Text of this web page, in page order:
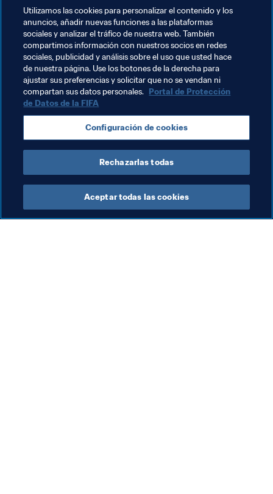
Temas relacionados
Grupo de Estudio Técnico (GET) Organización
Copa Mundial de la FIFA Catar 2022™ Qatar
AFC
Utilizamos las cookies para personalizar el contenido y los
anuncios, añadir nuevas funciones a las plataformas
sociales y analizar el tráfico de nuestra web. También
compartimos información con nuestros socios en redes
sociales, publicidad y análisis sobre el uso que usted hace
de nuestra página. Use los botones de la derecha para
ajustar sus preferencias y solicitar que no se vendan ni
compartan sus datos personales. Portal de Protección
de Datos de la FIFA
Configuración de cookies
Rechazarlas todas
Aceptar todas las cookies